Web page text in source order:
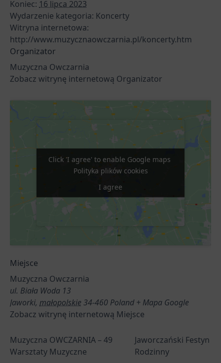
Koniec: 16 lipca 2023
Wydarzenie kategoria: Koncerty
Witryna internetowa:
http://www.muzycznaowczarnia.pl/koncerty.htm
Organizator
Muzyczna Owczarnia
Zobacz witrynę internetową Organizator
Miejsce
Muzyczna Owczarnia
ul. Biała Woda 13
Jaworki, małopolskie34-460 Poland + Mapa Google
Zobacz witrynę internetową Miejsce
Click 'I agree' to enable Google maps
Polityka plików cookies
I agree
Click 'I agree' to enable Google maps
Polityka plików cookies
I agree
Muzyczna OWCZARNIA – 49
Warsztaty Muzyczne
Jaworczański Festyn
Rodzinny